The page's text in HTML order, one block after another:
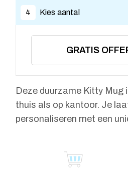
4 Kies aantal
GRATIS
Deze duurzame Kitty Mug
thuis als op kantoor. Je
personaliseren met een